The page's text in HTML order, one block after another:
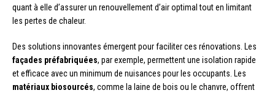
quant à elle d’assurer un renouvellement d’air optimal tout en limitant
les pertes de chaleur.
Des solutions innovantes émergent pour faciliter ces rénovations. Les
façades préfabriquées, par exemple, permettent une isolation rapide
et efficace avec un minimum de nuisances pour les occupants. Les
matériaux biosourcés, comme la laine de bois ou le chanvre, offrent